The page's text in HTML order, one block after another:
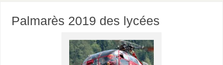
Palmarès 2019 des lycées